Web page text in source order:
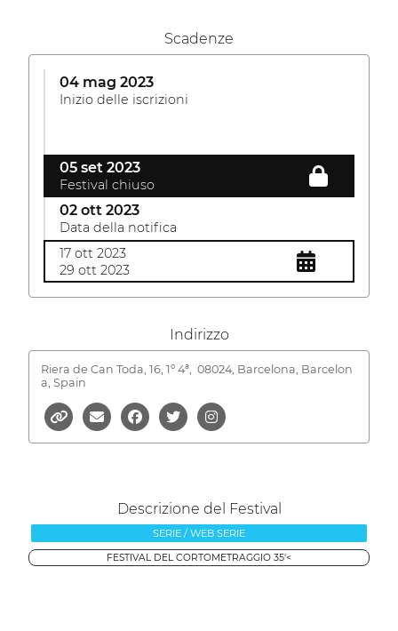
Scadenze
04 mag 2023
Inizio delle iscrizioni
05 set 2023
Festival chiuso
02 ott 2023
Data della notifica
17 ott 2023
29 ott 2023
Indirizzo
Riera de Can Toda, 16, 1º 4ª, 08024, Barcelona, Barcelon
a, Spain
Descrizione del Festival
SERIE / WEB SERIE
FESTIVAL DEL CORTOMETRAGGIO 35'<